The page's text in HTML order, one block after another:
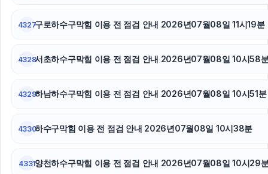
애견파양
4327구로하수구막힘 이용 전 점검 안내 2026년07월08일 11시19분
4328서초하수구막힘 이용 전 점검 안내 2026년07월08일 10시58
4329하남하수구막힘 이용 전 점검 안내 2026년07월08일 10시51분
4330하수구막힘 이용 전 점검 안내 2026년07월08일 10시38분
4331양천하수구막힘 이용 전 점검 안내 2026년07월08일 10시29